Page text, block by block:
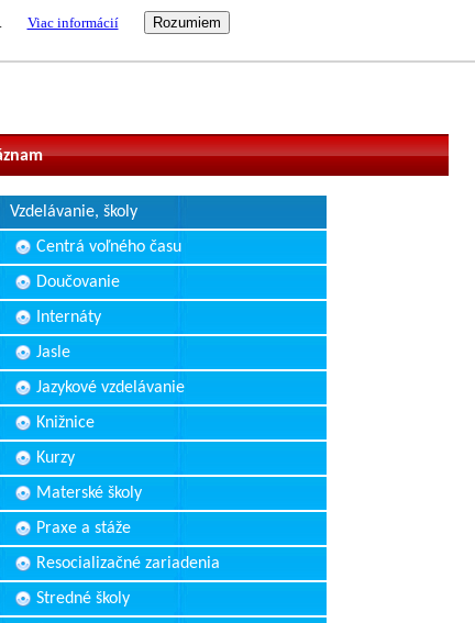
Viac informácií
Vzdelávanie, školy
Centrá voľného času
Doučovanie
Internáty
Jasle
Jazykové vzdelávanie
Knižnice
Kurzy
Materské školy
Praxe a stáže
Resocializačné zariadenia
Stredné školy